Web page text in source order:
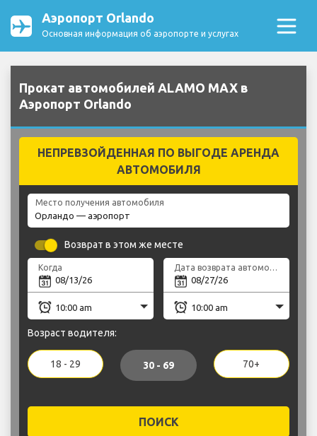
Аэропорт Orlando
Основная информация об аэропорте и услугах
Прокат автомобилей ALAMO MAX в
Аэропорт Orlando
НЕПРЕВЗОЙДЕННАЯ ПО ВЫГОДЕ АРЕНДА
АВТОМОБИЛЯ
Место получения автомобиля
Возврат в этом же месте
Когда Дата возврата автомобиля
Возраст водителя:
18 - 29 30 - 69 70+
ПОИСК